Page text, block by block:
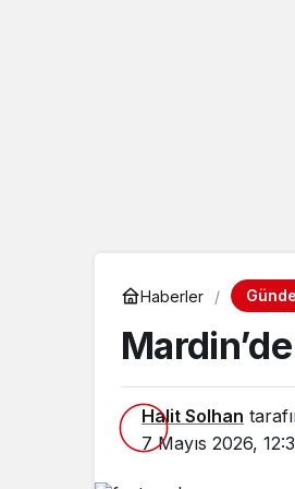
Haberler
Halit Solhan
7 Mayıs 2026,